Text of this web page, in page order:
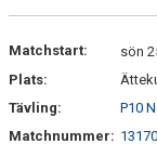
Matchstart:
sön
Plats:
Tävling:
P10
Matchnummer: